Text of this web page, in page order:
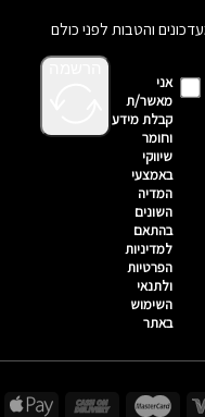
והטבות לפני כולם
אני
מאשר/ת
קבלת מידע
וחומר
שיווקי
באמצעי
המדיה
השונים
בהתאם
למדיניות
הפרטיות
ולתנאי
השימוש
באתר
הרשמה